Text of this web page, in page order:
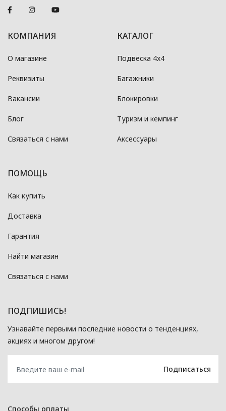
КОМПАНИЯ
О магазине
Реквизиты
Вакансии
Блог
Связаться с нами
КАТАЛОГ
Подвеска 4x4
Багажники
Блокировки
Туризм и кемпинг
Аксессуары
ПОМОЩЬ
Как купить
Доставка
Гарантия
Найти магазин
Связаться с нами
ПОДПИШИСЬ!
Узнавайте первыми последние новости о тенденциях,
акциях и многом другом!
Способы оплаты